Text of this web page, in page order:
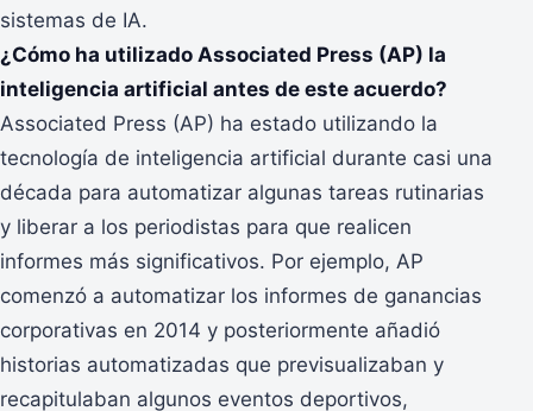
sistemas de IA.
¿Cómo ha utilizado Associated Press (AP) la
inteligencia artificial antes de este acuerdo?
Associated Press (AP) ha estado utilizando la
tecnología de inteligencia artificial durante casi una
década para automatizar algunas tareas rutinarias
y liberar a los periodistas para que realicen
informes más significativos. Por ejemplo, AP
comenzó a automatizar los informes de ganancias
corporativas en 2014 y posteriormente añadió
historias automatizadas que previsualizaban y
recapitulaban algunos eventos deportivos,